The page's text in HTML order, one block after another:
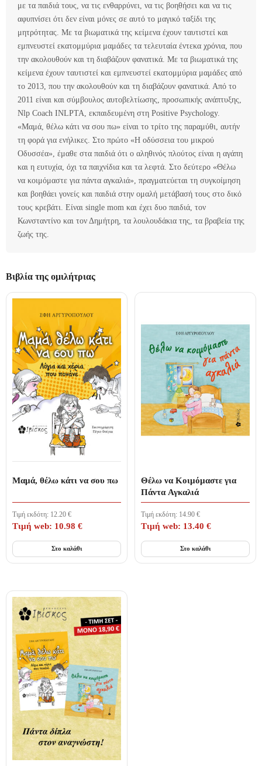
με τα παιδιά τους, να τις ενθαρρύνει, να τις βοηθήσει και να τις
αφυπνίσει ότι δεν είναι μόνες σε αυτό το μαγικό ταξίδι της
μητρότητας. Με τα βιωματικά της κείμενα έχουν ταυτιστεί και
εμπνευστεί εκατομμύρια μαμάδες τα τελευταία έντεκα χρόνια, που
την ακολουθούν και τη διαβάζουν φανατικά. Με τα βιωματικά της
κείμενα έχουν ταυτιστεί και εμπνευστεί εκατομμύρια μαμάδες από
το 2013, που την ακολουθούν και τη διαβάζουν φανατικά. Από το
2011 είναι και σύμβουλος αυτοβελτίωσης, προσωπικής ανάπτυξης,
Nlp Coach INLPTA, εκπαιδευμένη στη Positive Psychology.
«Μαμά, θέλω κάτι να σου πω» είναι το τρίτο της παραμύθι, αυτήν
τη φορά για ενήλικες. Στο πρώτο «Η οδύσσεια του μικρού
Οδυσσέα», έμαθε στα παιδιά ότι ο αληθινός πλούτος είναι η αγάπη
και η ευτυχία, όχι τα παιχνίδια και τα λεφτά. Στο δεύτερο «Θέλω
να κοιμόμαστε για πάντα αγκαλιά», πραγματεύεται τη συγκοίμηση
και βοηθάει γονείς και παιδιά στην ομαλή μετάβασή τους στο δικό
τους κρεβάτι. Είναι single mom και έχει δυο παιδιά, τον
Κωνσταντίνο και τον Δημήτρη, τα λουλουδάκια της, τα βραβεία της
ζωής της.
Βιβλία της ομιλήτριας
Μαμά, θέλω κάτι να σου πω
Τιμή εκδότη: 12.20 €
Τιμή web: 10.98 €
Στο καλάθι
Θέλω να Κοιμόμαστε για
Πάντα Αγκαλιά
Τιμή εκδότη: 14.90 €
Τιμή web: 13.40 €
Στο καλάθι